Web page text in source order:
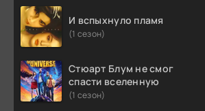
И вспыхнуло пламя
(1 сезон)
Стюарт Блум не смог
спасти вселенную
(1 сезон)